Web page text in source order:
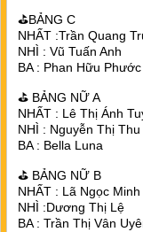
⛳️BẢNG C
NHẤT :Trần Quang
NHÌ : Vũ Tuấn Anh
BA : Phan Hữu Phước
⛳️ BẢNG NỮ A
NHẤT : Lê Thị Ánh
NHÌ : Nguyễn Thị Thu
BA : Bella Luna
⛳️ BẢNG NỮ B
NHẤT : Lã Ngọc Minh
NHÌ :Dương Thị Lệ
BA : Trần Thị Vân